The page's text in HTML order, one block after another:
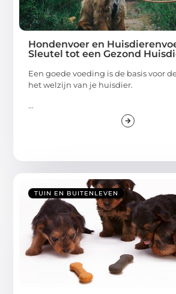
Hondenvoer en
Sleutel tot een Gezond
Een goede voeding is de basis voor
het welzijn van je huisdier.
...
TUIN EN BUITENLEVEN